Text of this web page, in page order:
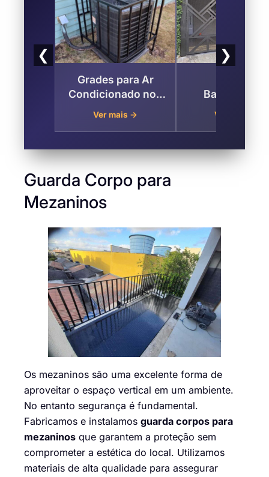
❮
Grades para Ar
Condicionado nos
Alpes de Parnaíba ,
Ver mais →
Deslizantes
Santana de
Parnaíba
Ver mais →
❯
Guarda Corpo para
Mezaninos
Os mezaninos são uma excelente forma de
aproveitar o espaço vertical em um ambiente.
No entanto segurança é fundamental.
Fabricamos e instalamos guarda corpos para
mezaninos que garantem a proteção sem
comprometer a estética do local. Utilizamos
materiais de alta qualidade para assegurar